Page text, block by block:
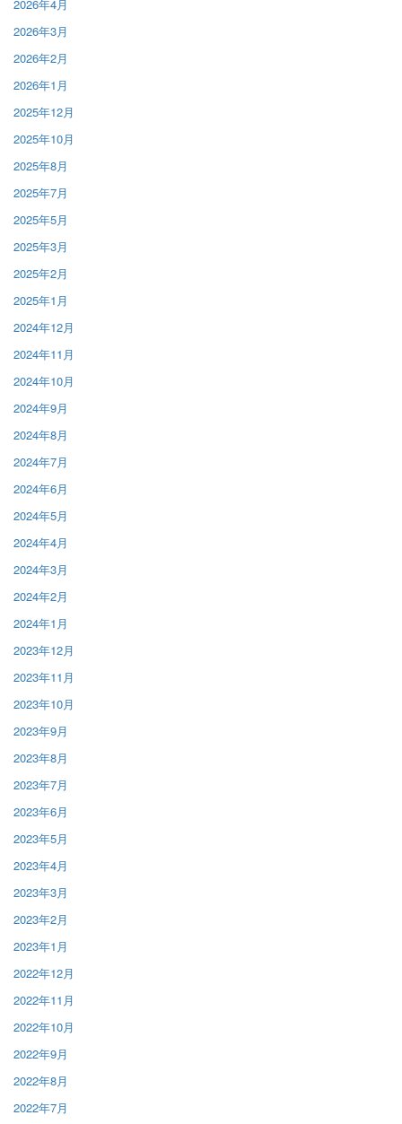
2026年4月
2026年3月
2026年2月
2026年1月
2025年12月
2025年10月
2025年8月
2025年7月
2025年5月
2025年3月
2025年2月
2025年1月
2024年12月
2024年11月
2024年10月
2024年9月
2024年8月
2024年7月
2024年6月
2024年5月
2024年4月
2024年3月
2024年2月
2024年1月
2023年12月
2023年11月
2023年10月
2023年9月
2023年8月
2023年7月
2023年6月
2023年5月
2023年4月
2023年3月
2023年2月
2023年1月
2022年12月
2022年11月
2022年10月
2022年9月
2022年8月
2022年7月